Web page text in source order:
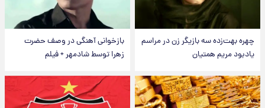
چهره بهت‌زده سه بازیگر زن در مراسم
یادبود مریم همتیان
بازخوانی آهنگی در وصف حضرت
زهرا توسط شادمهر + فیلم